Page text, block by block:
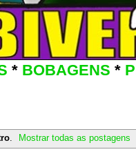
* BOBAGENS *
. Mostrar todas as postagens